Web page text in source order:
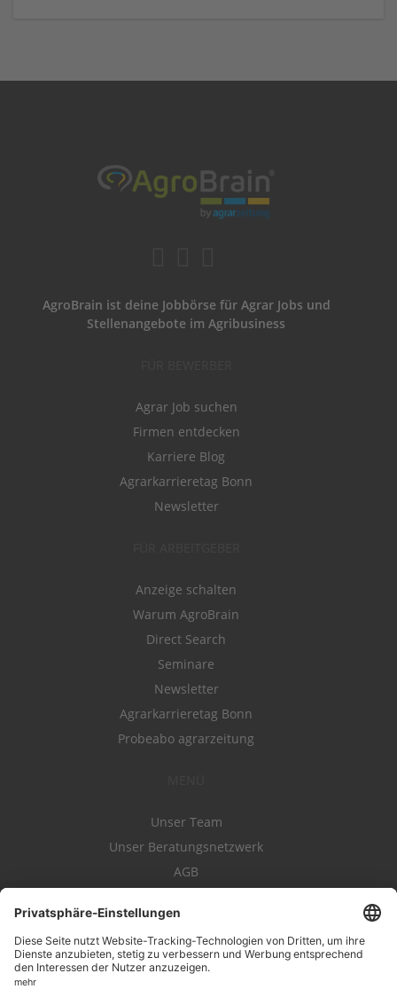
AgroBrain ist deine Jobbörse für Agrar Jobs und
Stellenangebote im Agribusiness
Agrar Job suchen
Firmen entdecken
Karriere Blog
Agrarkarrieretag Bonn
Newsletter
Anzeige schalten
Warum AgroBrain
Direct Search
Seminare
Newsletter
Agrarkarrieretag Bonn
Probeabo agrarzeitung
Unser Team
Unser Beratungsnetzwerk
AGB
Datenschutz
Impressum
Kontakt